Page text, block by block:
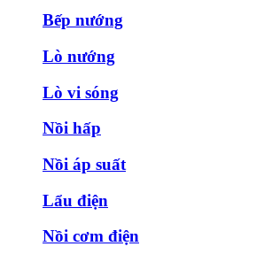
Bếp nướng
Lò nướng
Lò vi sóng
Nồi hấp
Nồi áp suất
Lẩu điện
Nồi cơm điện